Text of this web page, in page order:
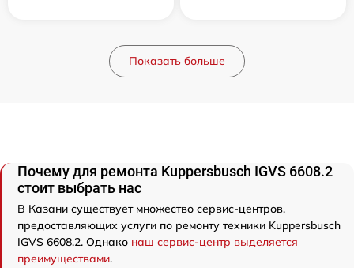
Показать больше
Почему для ремонта Kuppersbusch IGVS 6608.2
стоит выбрать нас
В Казани существует множество сервис-центров,
предоставляющих услуги по ремонту техники Kuppersbusch
IGVS 6608.2. Однако наш сервис-центр выделяется
преимуществами.